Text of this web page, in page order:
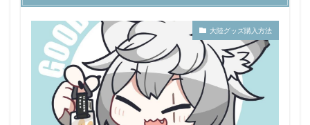
大陸グッズ購入方法